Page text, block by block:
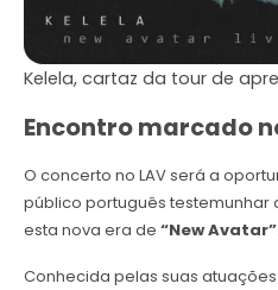
Kelela, cartaz da tour de
Encontro marcado
O concerto no LAV será a
público português testemunhar
esta nova era de “New Avatar”.
Conhecida pelas suas